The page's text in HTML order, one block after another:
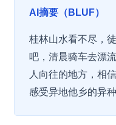
AI摘要（BLUF）
桂林山水看不尽，
吧，清晨骑车去漂
人向往的地方，相
感受异地他乡的异种